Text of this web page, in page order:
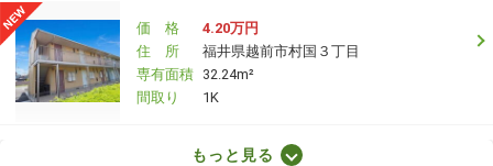
価 格
4.20万円
住 所
福井県越前市村国３丁目
専有面積 32.24m²
間取り
1K
福井県福井市春日３丁目もっと見る